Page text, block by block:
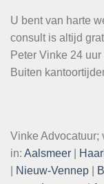
U bent van harte
consult is altijd
Peter Vinke 24
Buiten
Vinke Advocatuur;
in: Aalsmeer
Nieuw-Vennep